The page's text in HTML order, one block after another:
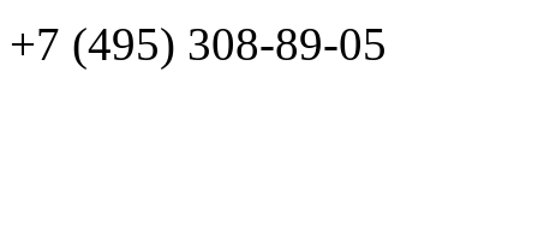
+7 (495) 308-89-05